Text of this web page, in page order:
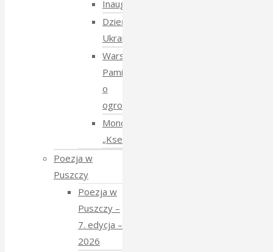
Inauguracja
Dzień
Ukraiński
Warsztaty:
Pamiętajmy
o
ogrodach
Monodram
„Ksenia”
Poezja w
Puszczy
Poezja w
Puszczy –
7. edycja –
2026